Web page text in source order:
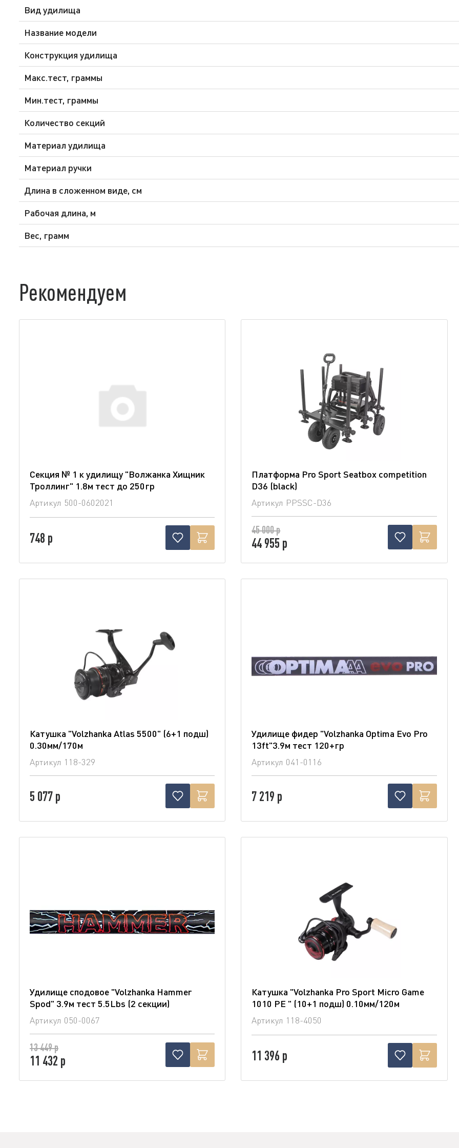
Вид удилища
Название модели
Конструкция удилища
Макс.тест, граммы
Мин.тест, граммы
Количество секций
Материал удилища
Материал ручки
Длина в сложенном виде, см
Рабочая длина, м
Вес, грамм
Рекомендуем
Секция № 1 к удилищу "Волжанка Хищник
Троллинг" 1.8м тест до 250гр
Артикул 500-0602021
748 р
Платформа Pro Sport Seatbox competition
D36 (blaсk)
Артикул PPSSC-D36
45 000 р
44 955 р
Катушка "Volzhanka Atlas 5500" (6+1 подш)
0.30мм/170м
Артикул 118-329
5 077 р
Удилище фидер "Volzhanka Optima Evo Pro
13ft"3.9м тест 120+гр
Артикул 041-0116
7 219 р
Удилище сподовое "Volzhanka Hammer
Spod" 3.9м тест 5.5Lbs (2 секции)
Артикул 050-0067
13 449 р
11 432 р
Катушка "Volzhanka Pro Sport Micro Game
1010 PE " (10+1 подш) 0.10мм/120м
Артикул 118-4050
11 396 р